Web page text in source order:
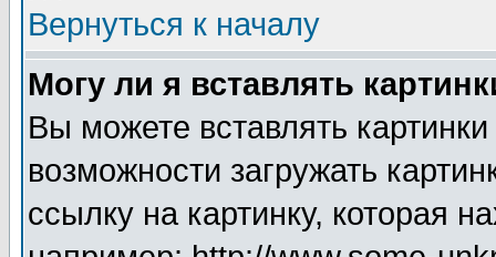
Вернуться к началу
Могу ли я вставлять
Вы можете вставлять
возможности загружать
ссылку на картинку, которая